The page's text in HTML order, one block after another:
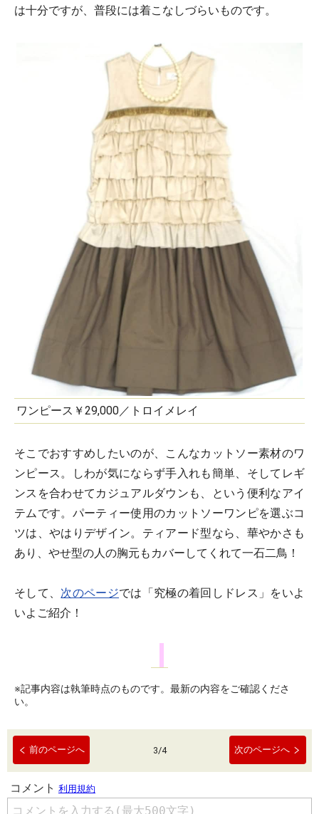
は十分ですが、普段には着こなしづらいものです。
ワンピース￥29,000／トロイメレイ
そこでおすすめしたいのが、こんなカットソー素材のワ
ンピース。しわが気にならず手入れも簡単、そしてレギ
ンスを合わせてカジュアルダウンも、という便利なアイ
テムです。パーティー使用のカットソーワンピを選ぶコ
ツは、やはりデザイン。ティアード型なら、華やかさも
あり、やせ型の人の胸元もカバーしてくれて一石二鳥！
そして、 次のページでは「究極の着回しドレス」をいよ
いよご紹介！
※記事内容は執筆時点のものです。最新の内容をご確認くださ
い。
前のページへ 3/4 次のページへ